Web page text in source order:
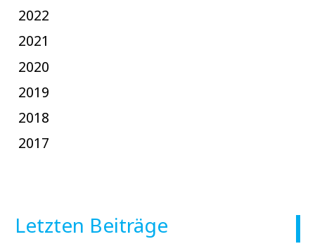
2022
2021
2020
2019
2018
2017
Letzten Beiträge